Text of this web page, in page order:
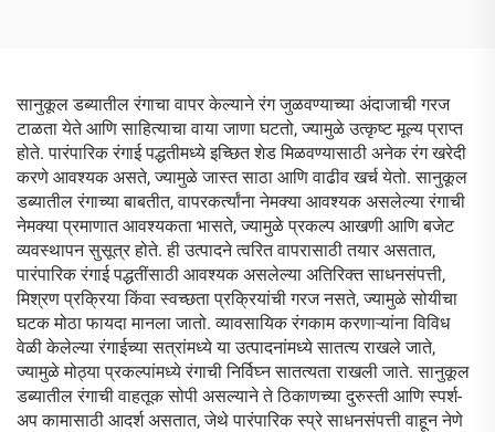
सानुकूल डब्यातील रंगाचा वापर केल्याने रंग जुळवण्याच्या अंदाजाची गरज
टाळता येते आणि साहित्याचा वाया जाणा घटतो, ज्यामुळे उत्कृष्ट मूल्य प्राप्त
होते. पारंपारिक रंगाई पद्धतीमध्ये इच्छित शेड मिळवण्यासाठी अनेक रंग खरेदी
करणे आवश्यक असते, ज्यामुळे जास्त साठा आणि वाढीव खर्च येतो. सानुकूल
डब्यातील रंगाच्या बाबतीत, वापरकर्त्यांना नेमक्या आवश्यक असलेल्या रंगाची
नेमक्या प्रमाणात आवश्यकता भासते, ज्यामुळे प्रकल्प आखणी आणि बजेट
व्यवस्थापन सुसूत्र होते. ही उत्पादने त्वरित वापरासाठी तयार असतात,
पारंपारिक रंगाई पद्धतींसाठी आवश्यक असलेल्या अतिरिक्त साधनसंपत्ती,
मिश्रण प्रक्रिया किंवा स्वच्छता प्रक्रियांची गरज नसते, ज्यामुळे सोयीचा
घटक मोठा फायदा मानला जातो. व्यावसायिक रंगकाम करणाऱ्यांना विविध
वेळी केलेल्या रंगाईच्या सत्रांमध्ये या उत्पादनांमध्ये सातत्य राखले जाते,
ज्यामुळे मोठ्या प्रकल्पांमध्ये रंगाची निर्विघ्न सातत्यता राखली जाते. सानुकूल
डब्यातील रंगाची वाहतूक सोपी असल्याने ते ठिकाणच्या दुरुस्ती आणि स्पर्श-
अप कामासाठी आदर्श असतात, जेथे पारंपारिक स्प्रे साधनसंपत्ती वाहून नेणे